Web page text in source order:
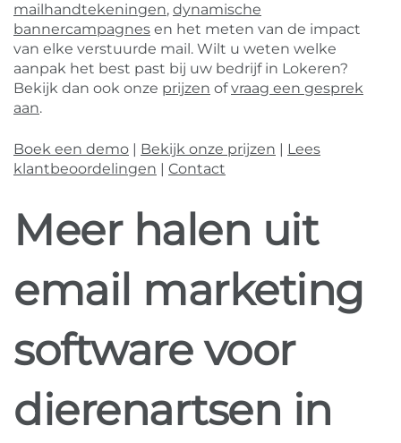
mailhandtekeningen, dynamische
bannercampagnes en het meten van de impact
van elke verstuurde mail. Wilt u weten welke
aanpak het best past bij uw bedrijf in Lokeren?
Bekijk dan ook onze prijzen ofvraag een gesprek
aan.
Boek een demo Bekijk onze prijzen
Lees
klantbeoordelingen
Contact
Meer halen uit
email marketing
software voor
dierenartsen in